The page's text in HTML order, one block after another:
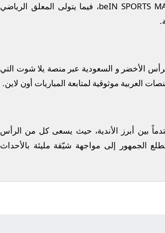
beIN SPORTS، فيما يتولى المعلق الرياضي
الأخضر و السعودية عبر منصة يلا شوت التي
العربية موثوقية لمتابعة المباريات أون لاين.
بين أبرز الأندية، حيث يسعى كل من الرأس
الجمهور إلى مواجهة شيّقة مليئة بالأحداث